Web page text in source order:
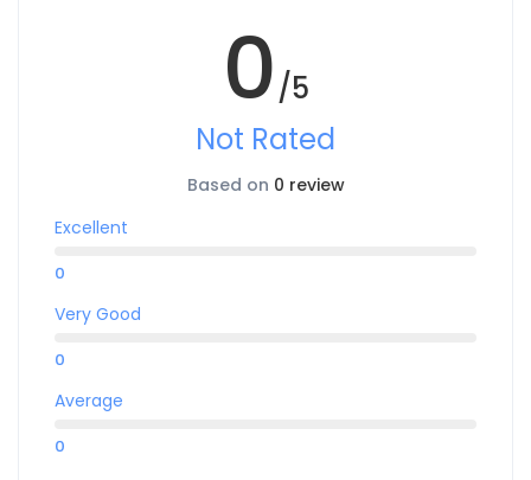
0/5
Not Rated
Based on 0 review
Excellent
0
Very Good
0
Average
0